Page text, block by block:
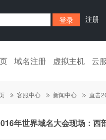
注册
域名注册 虚拟主机 云
客服中心 新闻中心 直击
年世界域名大会现场：西